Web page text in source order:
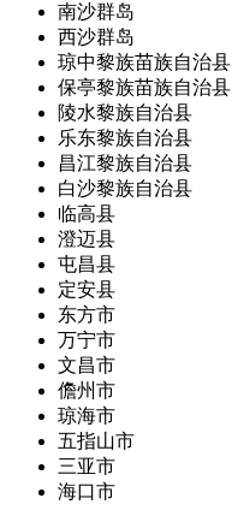
南沙群岛
西沙群岛
琼中黎族苗族自治县
保亭黎族苗族自治县
陵水黎族自治县
乐东黎族自治县
昌江黎族自治县
白沙黎族自治县
临高县
澄迈县
屯昌县
定安县
东方市
万宁市
文昌市
儋州市
琼海市
五指山市
三亚市
海口市